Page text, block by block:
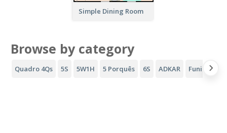
Simple Dining Room
Browse by category
Quadro 4Qs 5S 5W1H 5 Porquês 6S ADKAR Funil AIDA